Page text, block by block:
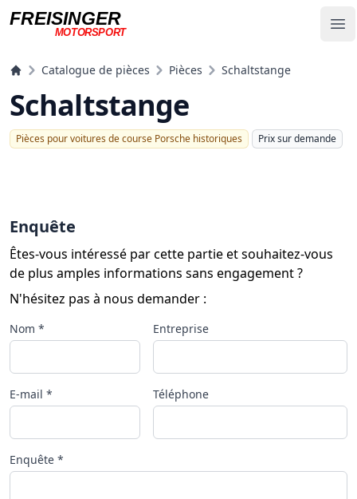
FREISINGER
MOTORSPORT
Catalogue de pièces Pièces Schaltstange
Schaltstange
Pièces pour voitures de course Porsche historiques Prix ​​sur demande
Enquête
Êtes-vous intéressé par cette partie et souhaitez-vous
de plus amples informations sans engagement ?
N'hésitez pas à nous demander :
Nom * Entreprise
E-mail * Téléphone
Enquête *